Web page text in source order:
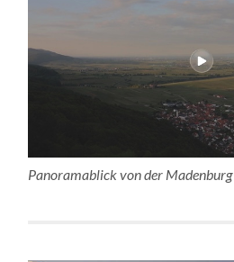
Panoramablick von der Madenburg